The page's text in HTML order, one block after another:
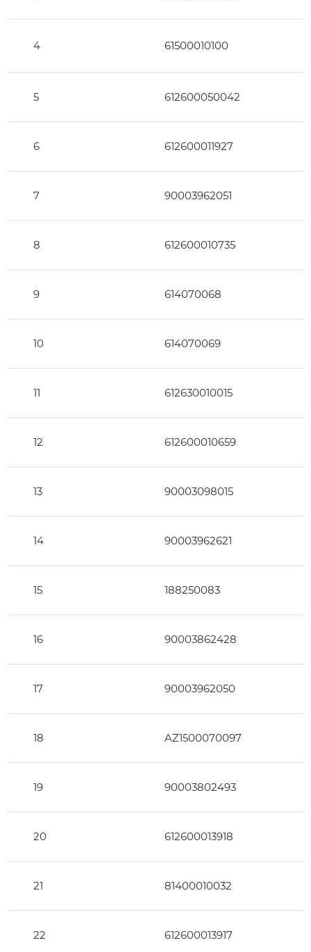
4 61500010100
5 612600050042
6 612600011927
7 90003962051
8 612600010735
9 614070068
10 614070069
11 612630010015
12 612600010659
13 90003098015
14 90003962621
15 188250083
16 90003862428
17 90003962050
18 AZ1500070097
19 90003802493
20 612600013918
21 81400010032
22 612600013917